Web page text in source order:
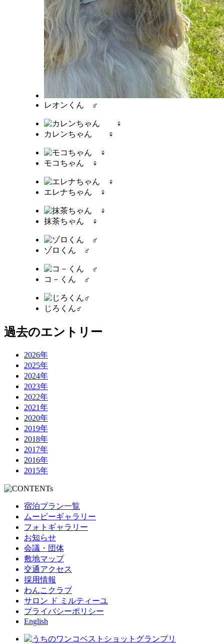
レオンくん ♂
カレンちゃん ♀
モコちゃん ♀
エレナちゃん ♀
抹茶ちゃん ♀
ゾロくん ♂
コ－くん ♂
じろくん♂
過去のエントリー
2026年
2025年
2024年
2023年
2022年
2021年
2020年
2019年
2018年
2017年
2016年
2015年
宿泊プラン一覧
ムービーギャラリー
フォトギャラリー
お知らせ
会議・団体
敷地マップ
交通アクセス
採用情報
わんこクラブ
サロン ド ミルティーユ
プライバシーポリシー
English